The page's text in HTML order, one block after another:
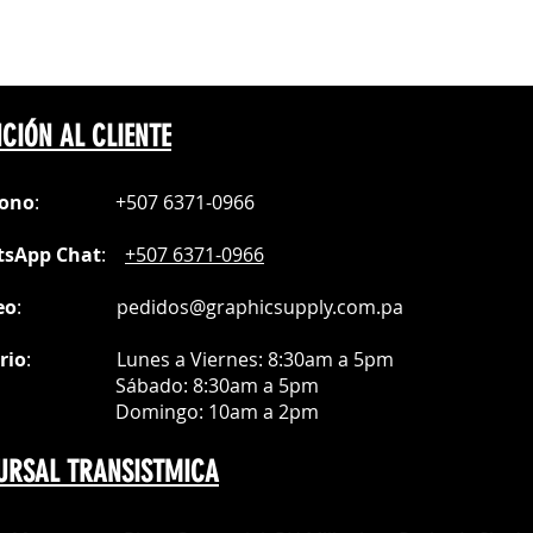
y plegable: 22 x 13 x 22 cm | Peso:
con sistema rotativo de láser
por zoom
AL CLIENTE
: +507 6371-0966
Chat: +507 6371-0966
: pedidos@graphicsupply.com.pa
: Lunes a Viernes: 8:30am a 5pm
: 8:30am a 5pm
10am a 2pm
TRANSISTMICA